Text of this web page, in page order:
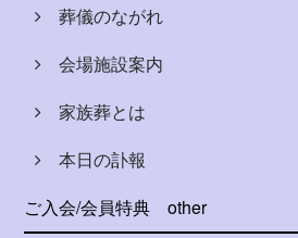
葬儀のながれ
会場施設案内
家族葬とは
本日の訃報
ご入会/会員特典
other